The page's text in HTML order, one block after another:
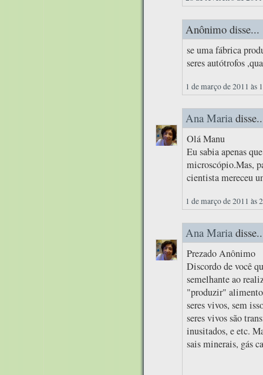
Anônimo disse...
se uma fábrica
seres autótrofos
1 de março de 2011 às
Ana Maria
Olá Manu
Eu sabia apenas
microscópio.Mas,
cientista mereceu
1 de março de 2011 às
Ana Maria
Prezado Anônimo
Discordo de você
semelhante ao
"produzir"
seres vivos, sem
seres vivos são
inusitados, e etc.
sais minerais, gás